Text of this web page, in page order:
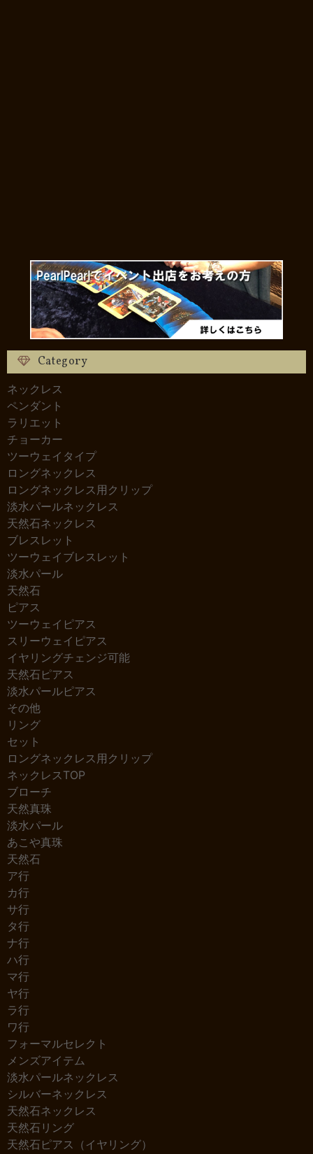
Category
ネックレス
ペンダント
ラリエット
チョーカー
ツーウェイタイプ
ロングネックレス
ロングネックレス用クリップ
淡水パールネックレス
天然石ネックレス
ブレスレット
ツーウェイブレスレット
淡水パール
天然石
ピアス
ツーウェイピアス
スリーウェイピアス
イヤリングチェンジ可能
天然石ピアス
淡水パールピアス
その他
リング
セット
ロングネックレス用クリップ
ネックレスTOP
ブローチ
天然真珠
淡水パール
あこや真珠
天然石
ア行
カ行
サ行
タ行
ナ行
ハ行
マ行
ヤ行
ラ行
ワ行
フォーマルセレクト
メンズアイテム
淡水パールネックレス
シルバーネックレス
天然石ネックレス
天然石リング
天然石ピアス（イヤリング）